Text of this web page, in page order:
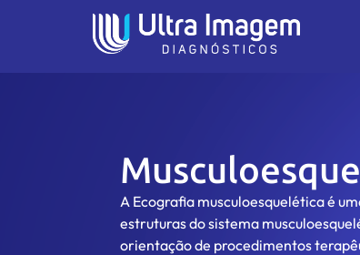
A Ecografia musculoesquelética é
estruturas do sistema
orientação de procedimentos